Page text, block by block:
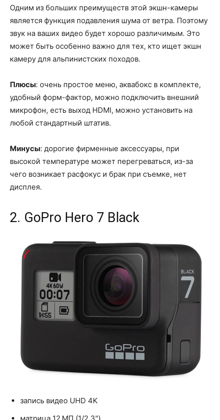
Одним из больших преимуществ этой экшн-камеры
является функция подавления шума от ветра. Поэтому
звук на ваших видео будет хорошо различимым. Это
может быть особенно важно для тех, кто ищет экшн
камеру для альпинистских походов.
Плюсы: очень простое меню, аквабокс в комплекте,
удобный форм-фактор, можно подключить внешний
микрофон, есть выход HDMI, можно установить на
любой стандартный штатив.
Минусы: дорогие фирменные аксессуары, при
высокой температуре может перегреваться, из-за
чего возникает расфокус и брак при съемке, нет
дисплея.
2. GoPro Hero 7 Black
запись видео UHD 4K